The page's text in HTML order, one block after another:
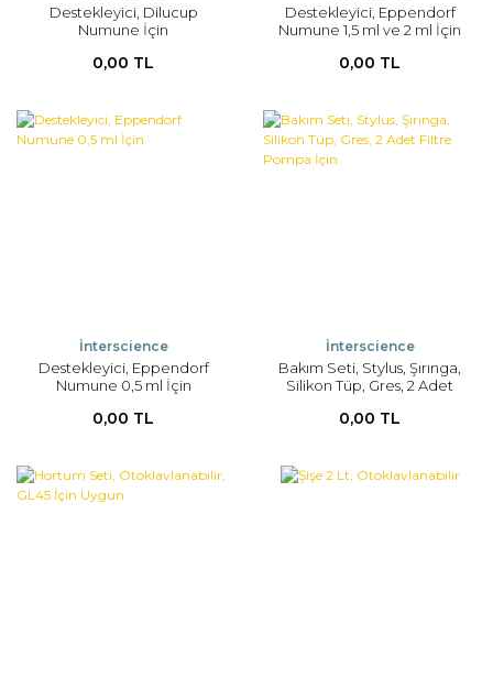
Destekleyici, Dilucup
Numune İçin
0,00 TL
Destekleyici, Eppendorf
Numune 1,5 ml ve 2 ml İçin
0,00 TL
İnterscience
Destekleyici, Eppendorf
Numune 0,5 ml İçin
0,00 TL
İnterscience
Bakım Seti, Stylus, Şırınga,
Silikon Tüp, Gres, 2 Adet
0,00 TL